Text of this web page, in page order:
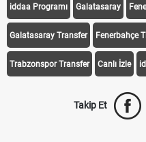
iddaa Programı Galatasaray
Galatasaray Transfer Fenerbahçe
Trabzonspor Transfer Canlı İzle
Takip Et